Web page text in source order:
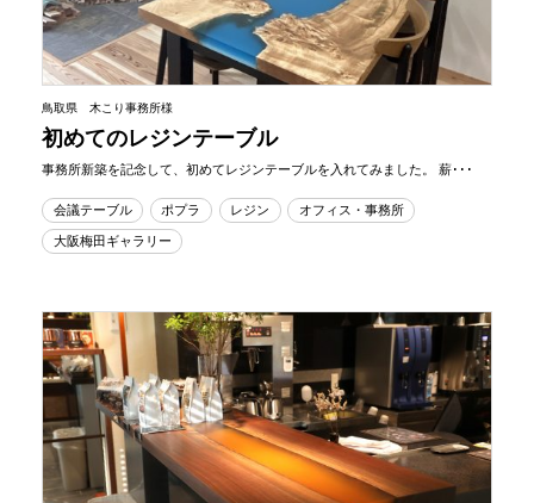
鳥取県 木こり事務所様
初めてのレジンテーブル
事務所新築を記念して、初めてレジンテーブルを入れてみました。 薪･･･
会議テーブル ポプラ レジン
オフィス・事務所
大阪梅田ギャラリー